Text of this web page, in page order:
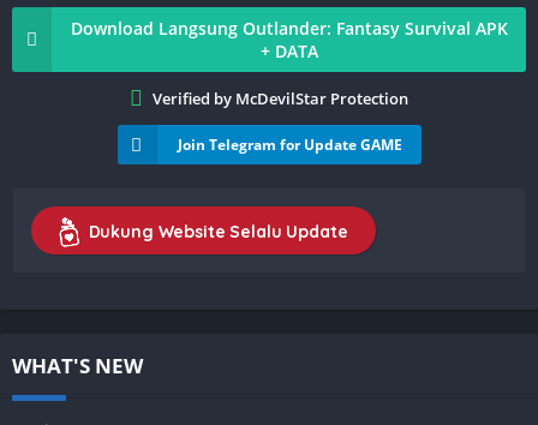
Download Langsung Outlander: Fantasy Survival APK
+ DATA
Verified by McDevilStar Protection
Join Telegram for Update GAME
Dukung Website Selalu Update
WHAT'S NEW